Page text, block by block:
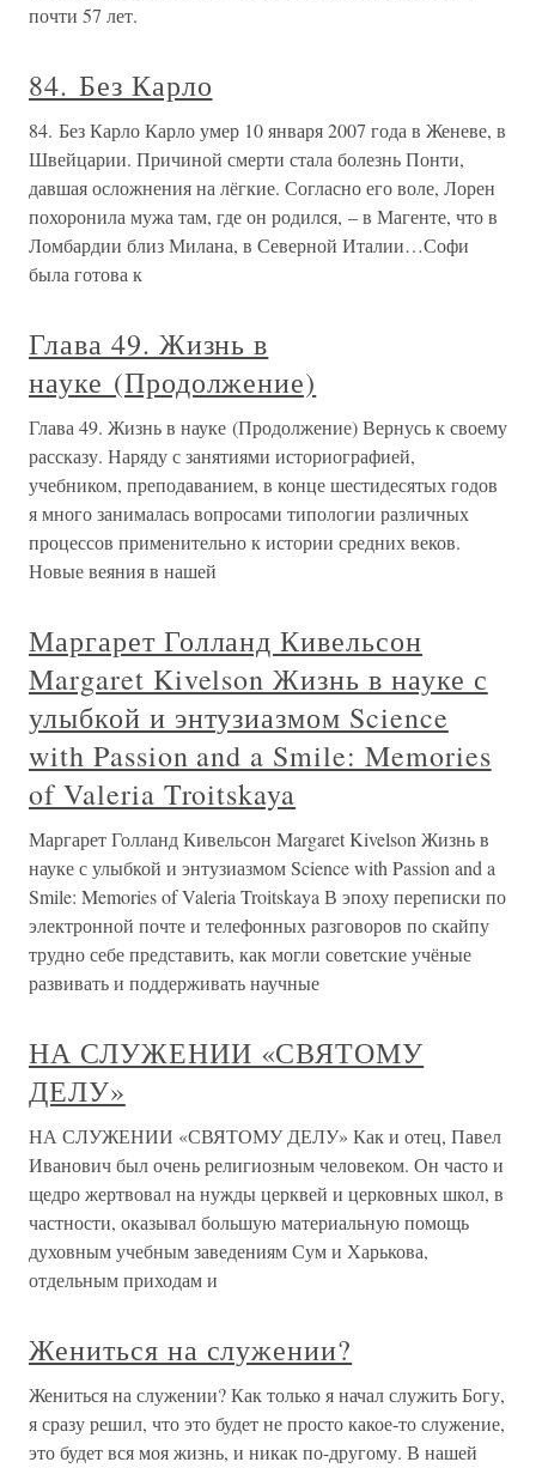
почти 57 лет.
84. Без Карло
84. Без Карло Карло умер 10 января 2007 года в Женеве, в
Швейцарии. Причиной смерти стала болезнь Понти,
давшая осложнения на лёгкие. Согласно его воле, Лорен
похоронила мужа там, где он родился, – в Магенте, что в
Ломбардии близ Милана, в Северной Италии…Софи
была готова к
Глава 49. Жизнь в
науке (Продолжение)
Глава 49. Жизнь в науке (Продолжение) Вернусь к своему
рассказу. Наряду с занятиями историографией,
учебником, преподаванием, в конце шестидесятых годов
я много занималась вопросами типологии различных
процессов применительно к истории средних веков.
Новые веяния в нашей
Маргарет Голланд Кивельсон
Margaret Kivelson Жизнь в науке с
улыбкой и энтузиазмом Science
with Passion and a Smile: Memories
of Valeria Troitskaya
Маргарет Голланд Кивельсон Margaret Kivelson Жизнь в
науке с улыбкой и энтузиазмом Science with Passion and a
Smile: Memories of Valeria Troitskaya В эпоху переписки по
электронной почте и телефонных разговоров по скайпу
трудно себе представить, как могли советские учёные
развивать и поддерживать научные
НА СЛУЖЕНИИ «СВЯТОМУ
ДЕЛУ»
НА СЛУЖЕНИИ «СВЯТОМУ ДЕЛУ» Как и отец, Павел
Иванович был очень религиозным человеком. Он часто и
щедро жертвовал на нужды церквей и церковных школ, в
частности, оказывал большую материальную помощь
духовным учебным заведениям Сум и Харькова,
отдельным приходам и
Жениться на служении?
Жениться на служении? Как только я начал служить Богу,
я сразу решил, что это будет не просто какое-то служение,
это будет вся моя жизнь, и никак по-другому. В нашей